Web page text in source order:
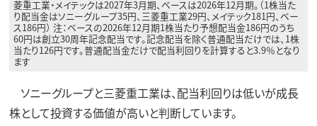
菱重工業・メイテックは2027年3月期、ベースは2026年12月期。（1株当た
り配当金はソニーグループ35円、三菱重工業29円、メイテック181円、ベー
ス186円） 注：ベースの2026年12月期1株当たり予想配当金186円のうち
60円は創立30周年記念配当です。記念配当を除く普通配当だけでは、1株
当たり126円です。普通配当金だけで配当利回りを計算すると3.9％となり
ます
ソニーグループと三菱重工業は、配当利回りは低いが成長
株として投資する価値が高いと判断しています。